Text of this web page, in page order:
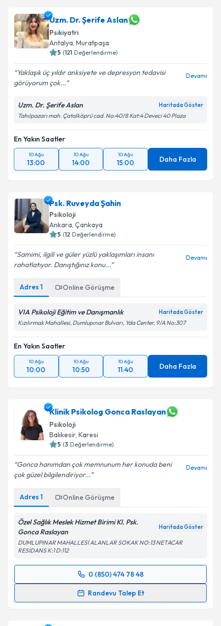
Uzm. Dr. Şerife Aslan
Psikiyatri
Antalya, Muratpaşa
5 (121 Değerlendirme)
Yaklaşık üç yıldır anksiyete ve depresyon tedavisi
görüyorum çok...
Devamı
Uzm. Dr. Şerife Aslan Haritada Göster
Tahılpazarı mah. Çatalköprü cad. No:40/8 Kat:4 Deveci 40 Plaza
En Yakın Saatler
10 Ağu
13:00
10 Ağu
14:00
10 Ağu
15:00 Daha Fazla
Psk. Ruveyda Şahin
Psikoloji
Ankara, Çankaya
5 (12 Değerlendirme)
Samimi, ilgili ve güler yüzlü yaklaşımları insanı
rahatlatıyor. Danıştığınız konu...
Devamı
Adres 1 Online Görüşme
VIA Psikoloji Eğitim ve Danışmanlık Haritada Göster
Kızılırmak Mahallesi, Dumlupınar Bulvarı, Yda Center, 9/A No:307
En Yakın Saatler
10 Ağu
10:00
10 Ağu
10:50
10 Ağu
11:40 Daha Fazla
Klinik Psikolog Gonca Raslayan
Psikoloji
Balıkesir, Karesi
5 (3 Değerlendirme)
Gonca hanımdan çok memnunum her konuda beni
çok güzel bilgilendiriyor...
Devamı
Adres 1 Online Görüşme
Özel Sağlık Meslek Hizmet Birimi Kl. Psk.
Gonca Raslayan
Haritada Göster
DUMLUPINAR MAHALLESİ ALANLAR SOKAK NO:13 NETACAR
RESIDANS K:1 D:112
0 (850) 474 78 48
Randevu Talep Et
Randevu Takvimi Talebi